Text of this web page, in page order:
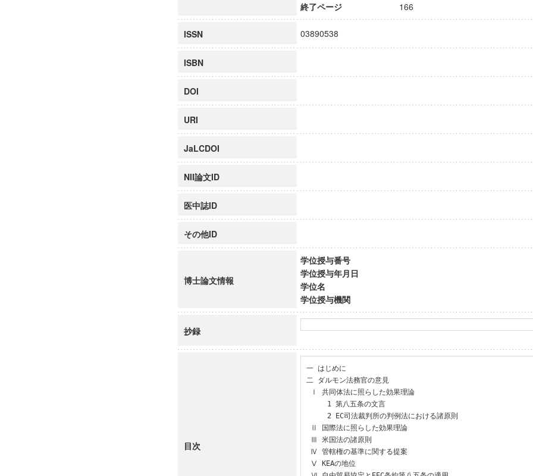
終了ページ
166
ISSN 03890538
ISBN
DOI
URI
JaLCDOI
NII論文ID
医中誌ID
その他ID
博士論文情報
学位授与番号
学位授与年月日
学位名
学位授与機関
抄録
目次
一 はじめに
二 ダルモン法務官の意見